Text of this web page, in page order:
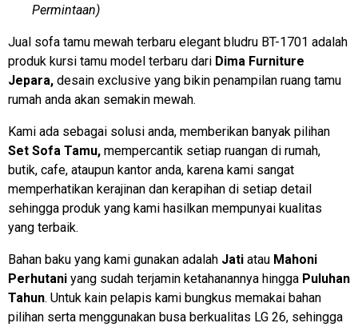
Permintaan)
Jual sofa tamu mewah terbaru elegant bludru BT-1701 adalah
produk kursi tamu model terbaru dari Dima Furniture
Jepara, desain exclusive yang bikin penampilan ruang tamu
rumah anda akan semakin mewah.
Kami ada sebagai solusi anda, memberikan banyak pilihan
Set Sofa Tamu, mempercantik setiap ruangan di rumah,
butik, cafe, ataupun kantor anda, karena kami sangat
memperhatikan kerajinan dan kerapihan di setiap detail
sehingga produk yang kami hasilkan mempunyai kualitas
yang terbaik.
Bahan baku yang kami gunakan adalah Jati atau Mahoni
Perhutani yang sudah terjamin ketahanannya hingga Puluhan
Tahun. Untuk kain pelapis kami bungkus memakai bahan
pilihan serta menggunakan busa berkualitas LG 26, sehingga